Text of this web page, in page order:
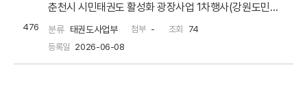
476 분류 태권도사업부
춘천시 시민태권도 활성화 광장사업 1차행사(강원도민일보)
첨부 - 조회
74
등록일 2026-06-08